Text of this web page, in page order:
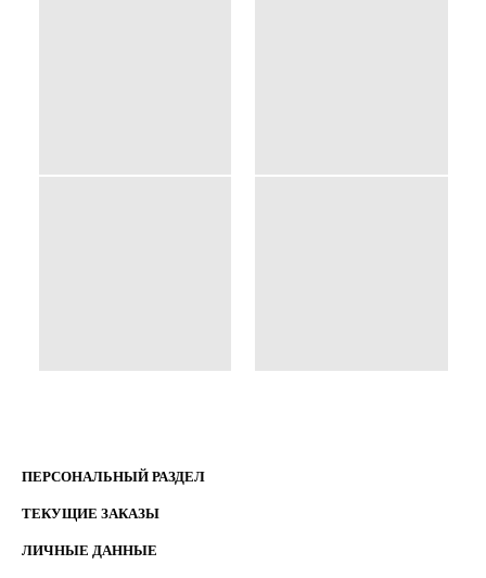
ПЕРСОНАЛЬНЫЙ РАЗДЕЛ
ТЕКУЩИЕ ЗАКАЗЫ
ЛИЧНЫЕ ДАННЫЕ